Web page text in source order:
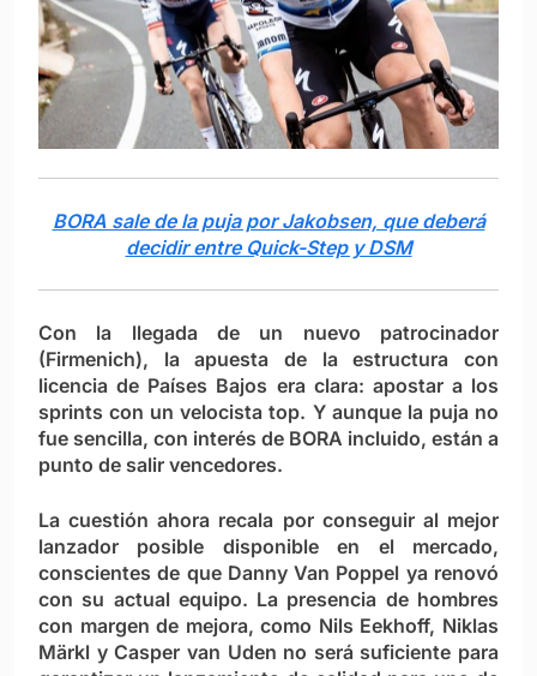
BORA sale de la puja por Jakobsen, que deberá
decidir entre Quick-Step y DSM
Con la llegada de un nuevo patrocinador
(Firmenich), la apuesta de la estructura con
licencia de Países Bajos era clara: apostar a los
sprints con un velocista top. Y aunque la puja no
fue sencilla, con interés de BORA incluido, están a
punto de salir vencedores.
La cuestión ahora recala por conseguir al mejor
lanzador posible disponible en el mercado,
conscientes de que Danny Van Poppel ya renovó
con su actual equipo. La presencia de hombres
con margen de mejora, como Nils Eekhoff, Niklas
Märkl y Casper van Uden no será suficiente para